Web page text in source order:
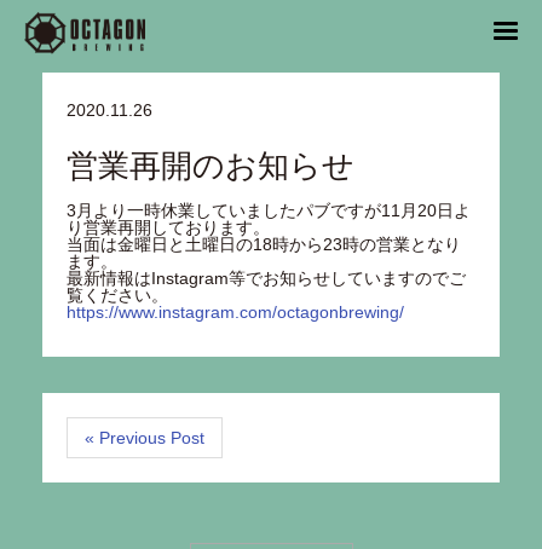
2020.11.26
営業再開のお知らせ
3月より一時休業していましたパブですが11月20日よ
り営業再開しております。
当面は金曜日と土曜日の18時から23時の営業となり
ます。
最新情報はInstagram等でお知らせしていますのでご
覧ください。
https://www.instagram.com/octagonbrewing/
« Previous Post